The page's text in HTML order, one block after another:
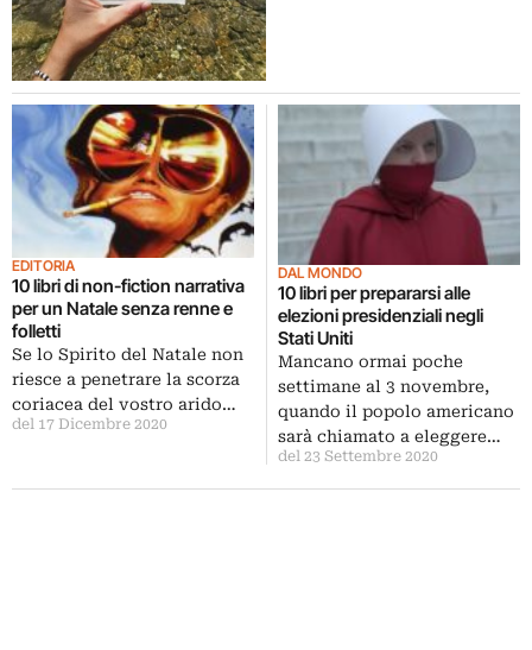
EDITORIA
10 libri di non-fiction narrativa
per un Natale senza renne e
folletti
Se lo Spirito del Natale non
riesce a penetrare la scorza
coriacea del vostro arido…
del 17 Dicembre 2020
DAL MONDO
10 libri per prepararsi alle
elezioni presidenziali negli
Stati Uniti
Mancano ormai poche
settimane al 3 novembre,
quando il popolo americano
sarà chiamato a eleggere…
del 23 Settembre 2020